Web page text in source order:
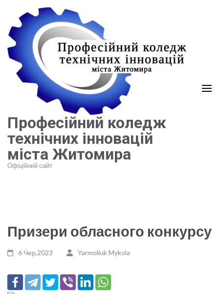
вмісту
(натисніть
Enter)
Професійний коледж
технічних інновацій
міста Житомира
Офіційний сайт
Призери обласного конкурсу
6 Чер,2023 Yarmoliuk Mykola